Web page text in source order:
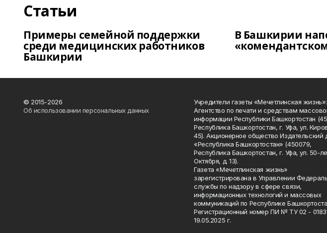
Статьи
Примеры семейной поддержки
среди медицинских работников
Башкирии
В Башкирии
© 2015-2026
Об использовании персональных данных
Учредители газеты «Мечетлинская жизнь»:
Агентство по печати и средствам
информации Республики Башкортостан
Республика Башкортостан, г. Уфа, ул.
45). Акционерное общество Издательский
«Республика Башкортостан» (450079,
Республика Башкортостан, г. Уфа, ул. 50-
Октября, д. 13).
Газета «Мечетлинская жизнь»
зарегистрирована в Управлении
службы по надзору в сфере связи,
информационных технологий и массовых
коммуникаций по Республике
Регистрационный номер ПИ № ТУ 02 -
19.05.2025 г.